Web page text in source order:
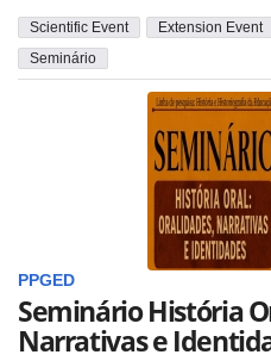
Scientific Event
Extension Event
Seminário
PPGED
Seminário História
Narrativas e